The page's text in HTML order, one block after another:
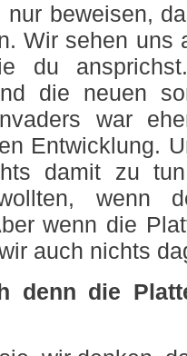
nur beweisen,
Wir sehen uns
du
die neuen
war
Entwicklung.
damit zu
wenn
wenn die
auch nichts
denn die